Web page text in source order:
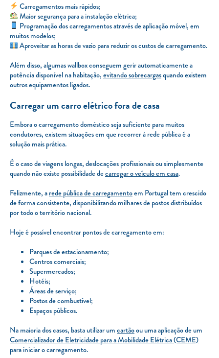
Carregamentos mais rápidos;
Maior segurança para a instalação elétrica;
Programação dos carregamentos através de aplicação móvel, em
muitos modelos;
Aproveitar as horas de vazio para reduzir os custos de carregamento.
Além disso, algumas wallbox conseguem gerir automaticamente a
potência disponível na habitação,evitando sobrecargasquando existem
outros equipamentos ligados.
Carregar um carro elétrico fora de casa
Embora o carregamento doméstico seja suficiente para muitos
condutores, existem situações em que recorrer à rede pública é a
solução mais prática.
É o caso de viagens longas, deslocações profissionais ou simplesmente
quando não existe possibilidade decarregar o veículo em casa.
Felizmente, arede pública de carregamentoem Portugal tem crescido
de forma consistente, disponibilizando milhares de postos distribuídos
por todo o território nacional.
Hoje é possível encontrar pontos de carregamento em:
Parques de estacionamento;
Centros comerciais;
Supermercados;
Hotéis;
Áreas de serviço;
Postos de combustível;
Espaços públicos.
Na maioria dos casos, basta utilizar umcartãoou uma aplicação de um
Comercializador de Eletricidade para a Mobilidade Elétrica (CEME)
para iniciar o carregamento.